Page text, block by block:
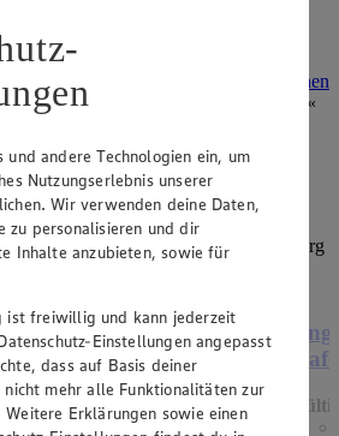
Spar-Pass 2026
Spar-Pass 2026 im Browser Ansehen
zum08.08.2026.
Weg 1, 38524 Sassenburg
Frischer Pizzateig
und andere Technologien ein, um
Nutzungserlebnis unserer
Wir verwenden deine Daten,
zu personalisieren und dir
Inhalte anzubieten, sowie für
ist freiwillig und kann jederzeit
Einstellungen angepasst
dass auf Basis deiner
mehr alle Funktionalitäten zur
Erklärungen sowie einen